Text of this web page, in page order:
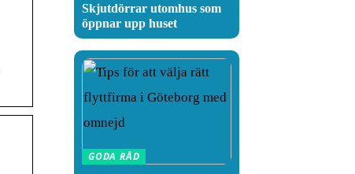
Skjutdörrar utomhus som
öppnar upp huset
GODA RÅD